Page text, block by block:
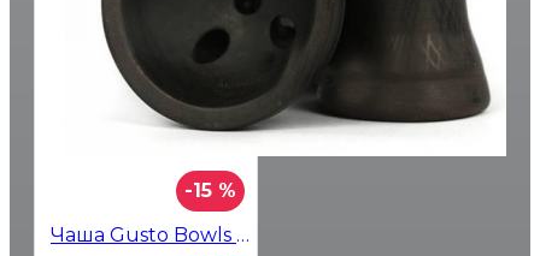
-15 %
Чаша Gusto Bowls Turkish V. 2.0 Glaze Black